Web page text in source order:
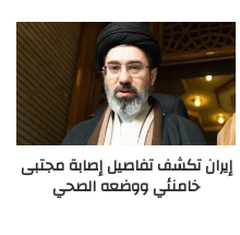
إيران تكشف تفاصيل إصابة مجتبى
خامنئي ووضعه الصحي